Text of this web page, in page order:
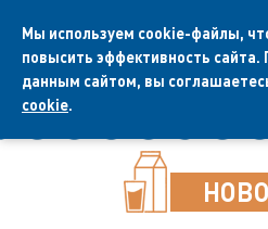
Мы используем cookie-файлы,
повысить эффективность
данным сайтом, вы
cookie.
+7 (347) 246 55
01